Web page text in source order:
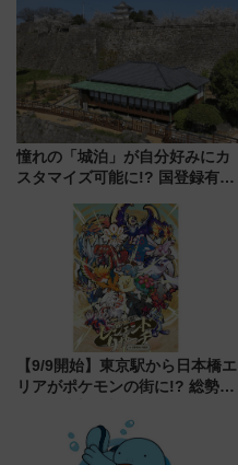
ススメ
憧れの「城泊」が自分好みにカ
スタマイズ可能に!? 国登録有形
にオーダーメイド型の宿泊プラ
ンが誕生！
【9/9開始】東京駅から日本橋エ
リアがポケモンの街に!? 総勢
リサーチ」本格謎解き・グッズ
情報まとめ